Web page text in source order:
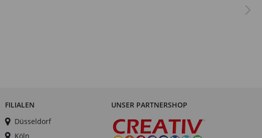
FILIALEN
Düsseldorf
Köln
UNSER PARTNERSHOP